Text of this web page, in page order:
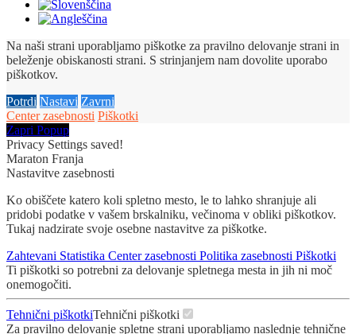
Na naši strani uporabljamo piškotke za pravilno delovanje strani in
beleženje obiskanosti strani. S strinjanjem nam dovolite uporabo
piškotkov.
Potrdi Nastavi Zavrni
Center zasebnosti Piškotki
Zapri Popup
Privacy Settings saved!
Maraton Franja
Nastavitve zasebnosti
Ko obiščete katero koli spletno mesto, le to lahko shranjuje ali
pridobi podatke v vašem brskalniku, večinoma v obliki piškotkov.
Tukaj nadzirate svoje osebne nastavitve za piškotke.
Zahtevani Statistika Center zasebnosti Politika zasebnosti Piškotki
Ti piškotki so potrebni za delovanje spletnega mesta in jih ni moč
onemogočiti.
Tehnični piškotkiTehnični piškotki
Za pravilno delovanje spletne strani uporabljamo naslednje tehnične